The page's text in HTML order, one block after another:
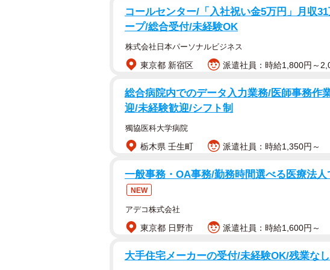
ついにハグ解禁！ミッキー会いた
コロナ禍で禁止されていたハグが解禁され、生ま
の動画が話題です。
「ちゃそはチキンパオがお好き」（
き。歩けるようになった2歳から東京ディズニー
コールセンター/「入社祝い金5万円」月収
ープ/総合受付/未経験OK
株式会社日本パーソナルビジネス
東京都 新宿区 派遣社員：時給1,800円～
総合病院内でのデータ入力業務/医師事務作
迎/未経験歓迎/シフト制
獨協医科大学病院
栃木県 壬生町 派遣社員：時給1,350円～
一般事務・OA事務/勤務時間選べる医療法
NEW
アデコ株式会社
東京都 日野市 派遣社員：時給1,600円～
大手住宅メーカーの受付/未経験OK/残業な